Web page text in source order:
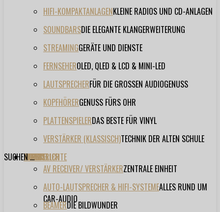
HIFI-KOMPAKTANLAGENKLEINE RADIOS UND CD-ANLAGEN
SOUNDBARSDIE ELEGANTE KLANGERWEITERUNG
STREAMINGGERÄTE UND DIENSTE
FERNSEHEROLED, QLED & LCD & MINI-LED
LAUTSPRECHERFÜR DIE GROSSEN AUDIOGENUSS
KOPFHÖRERGENUSS FÜRS OHR
PLATTENSPIELERDAS BESTE FÜR VINYL
VERSTÄRKER (KLASSISCH)TECHNIK DER ALTEN SCHULE
TESTBERICHTE
AV RECEIVER/ VERSTÄRKERZENTRALE EINHEIT
AUTO-LAUTSPRECHER & HIFI-SYSTEMEALLES RUND UM
CAR-AUDIO
BEAMERDIE BILDWUNDER
FORUM
FILME
VIDEOS
HERSTELLER
EVENT
SUCHEN ...